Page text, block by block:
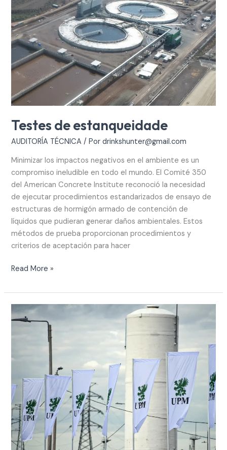
Testes de estanqueidade
AUDITORÍA TÉCNICA / Pordrinkshunter@gmail.com
Minimizar los impactos negativos en el ambiente es un
compromiso ineludible en todo el mundo. El Comité 350
del American Concrete Institute reconoció la necesidad
de ejecutar procedimientos estandarizados de ensayo de
estructuras de hormigón armado de contención de
líquidos que pudieran generar daños ambientales. Estos
métodos de prueba proporcionan procedimientos y
criterios de aceptación para hacer
Read More »
Um
marco
que
enche
orgulho